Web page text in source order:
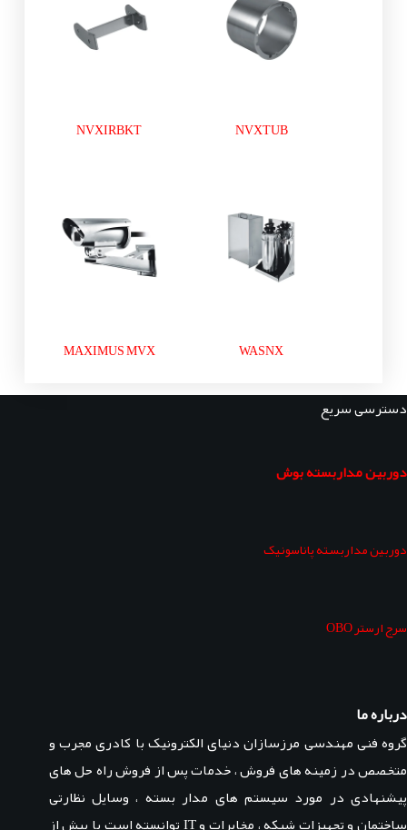
NVXTUB
NVXIRBKT
WASNX
MAXIMUS MVX
دسترسی سریع
دوربین مداربسته بوش
دوربین مداربسته پاناسونیک
سرج ارستر OBO
درباره ما
گروه فنی مهندسی مرزسازان دنیای الکترونیک با کادری مجرب و
متخصص در زمینه های فروش ، خدمات پس از فروش راه حل های
پیشنهادی در مورد سیستم های مدار بسته ، وسایل نظارتی